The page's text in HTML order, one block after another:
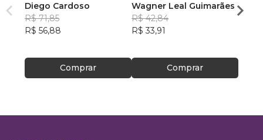
Diego Cardoso
R$ 71,85
R$ 56,88
Comprar
Wagner Leal Guimarães
R$ 42,84
R$ 33,91
Comprar
ainda
Carla